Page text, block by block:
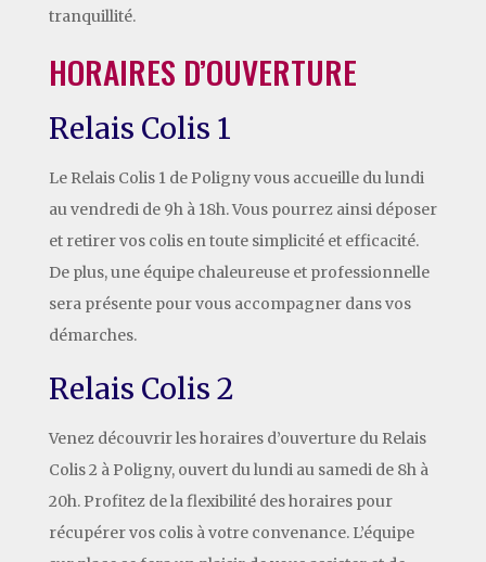
tranquillité.
HORAIRES D’OUVERTURE
Relais Colis 1
Le Relais Colis 1 de Poligny vous accueille du lundi
au vendredi de 9h à 18h. Vous pourrez ainsi déposer
et retirer vos colis en toute simplicité et efficacité.
De plus, une équipe chaleureuse et professionnelle
sera présente pour vous accompagner dans vos
démarches.
Relais Colis 2
Venez découvrir les horaires d’ouverture du Relais
Colis 2 à Poligny, ouvert du lundi au samedi de 8h à
20h. Profitez de la flexibilité des horaires pour
récupérer vos colis à votre convenance. L’équipe